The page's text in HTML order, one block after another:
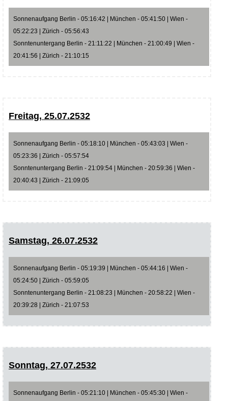
Sonnenaufgang Berlin - 05:16:42 | München - 05:41:50 | Wien -
05:22:23 | Zürich - 05:56:43
Sonntenuntergang Berlin - 21:11:22 | München - 21:00:49 | Wien -
20:41:56 | Zürich - 21:10:15
Freitag, 25.07.2532
Sonnenaufgang Berlin - 05:18:10 | München - 05:43:03 | Wien -
05:23:36 | Zürich - 05:57:54
Sonntenuntergang Berlin - 21:09:54 | München - 20:59:36 | Wien -
20:40:43 | Zürich - 21:09:05
Samstag, 26.07.2532
Sonnenaufgang Berlin - 05:19:39 | München - 05:44:16 | Wien -
05:24:50 | Zürich - 05:59:05
Sonntenuntergang Berlin - 21:08:23 | München - 20:58:22 | Wien -
20:39:28 | Zürich - 21:07:53
Sonntag, 27.07.2532
Sonnenaufgang Berlin - 05:21:10 | München - 05:45:30 | Wien -